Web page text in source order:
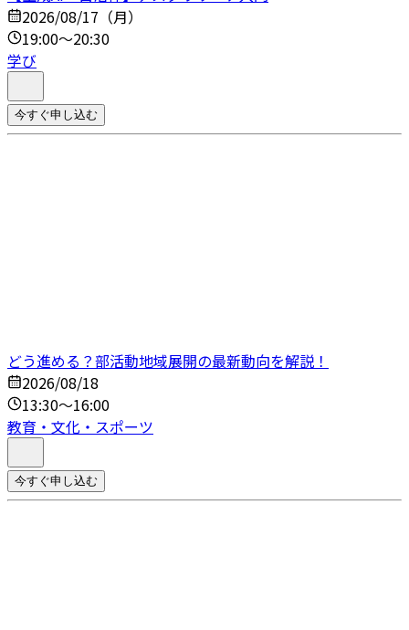
2026/08/17（月）
19:00～20:30
学び
今すぐ申し込む
どう進める？部活動地域展開の最新動向を解説！
2026/08/18
13:30～16:00
教育・文化・スポーツ
今すぐ申し込む